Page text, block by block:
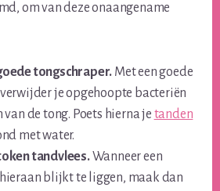
om van deze onaangename
tongschraper. Met een goede
je opgehoopte bacteriën
van de tong. Poets hierna je tanden
met water.
tandvlees.Wanneer een
blijkt te liggen, maak dan